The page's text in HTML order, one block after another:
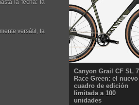
la fecha: la
versátil, la
Canyon Grail CF SL 7
Race Green: el nuevo
cuadro de edición
limitada a 100
unidades